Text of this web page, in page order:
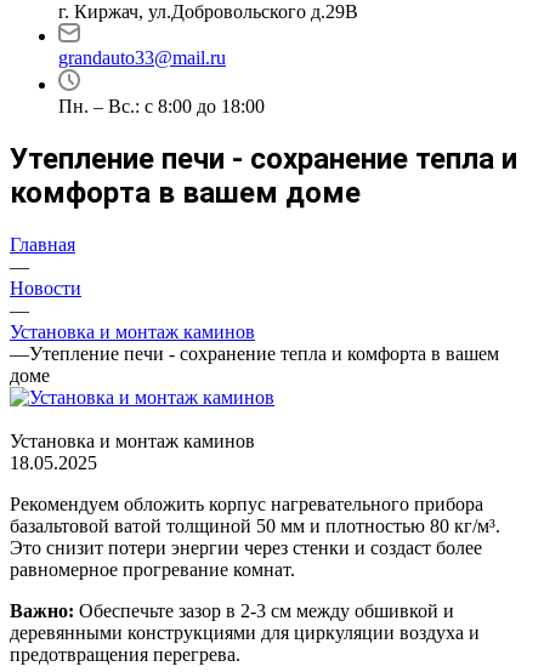
г. Киржач, ул.Добровольского д.29В
grandauto33@mail.ru
Пн. – Вс.: с 8:00 до 18:00
Утепление печи - сохранение тепла и
комфорта в вашем доме
Главная
—
Новости
—
Установка и монтаж каминов
—Утепление печи - сохранение тепла и комфорта в вашем
доме
Установка и монтаж каминов
18.05.2025
Рекомендуем обложить корпус нагревательного прибора
базальтовой ватой толщиной 50 мм и плотностью 80 кг/м³.
Это снизит потери энергии через стенки и создаст более
равномерное прогревание комнат.
Важно: Обеспечьте зазор в 2-3 см между обшивкой и
деревянными конструкциями для циркуляции воздуха и
предотвращения перегрева.